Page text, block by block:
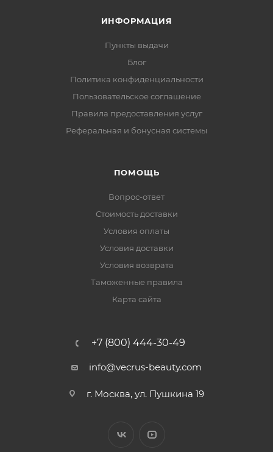
ИНФОРМАЦИЯ
Пункты выдачи
Блог
Политика конфиденциальности
Пользовательское соглашение
Правила предоставления услуг
Реферальная и бонусная системы
ПОМОЩЬ
Вопрос-ответ
Стоимость доставки
Условия оплаты
Условия доставки
Условия возврата
Таможенные правила
Карта сайта
+7 (800) 444-30-49
info@vecrus-beauty.com
г. Москва, ул. Пушкина 19